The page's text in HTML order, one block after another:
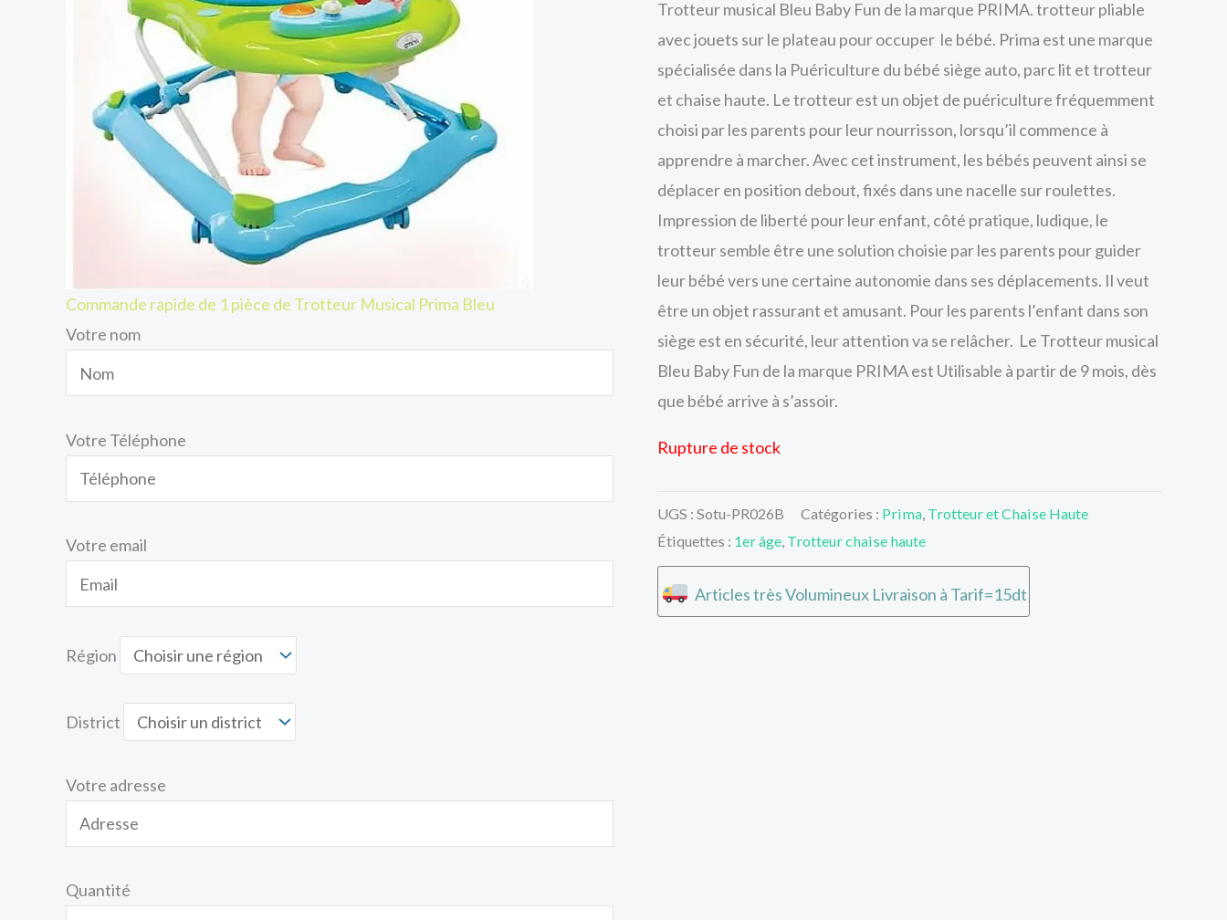
Commande rapide de 1 pièce de Trotteur Musical Prima Bleu
Votre nom
Votre Téléphone
Votre email
Région
District
Votre adresse
Quantité
Trotteur musical Bleu Baby Fun de la marque PRIMA. trotteur pliable
avec jouets sur le plateau pour occuper le bébé. Prima est une marque
spécialisée dans la Puériculture du bébé siège auto, parc lit et trotteur
et chaise haute. Le trotteur est un objet de puériculture fréquemment
choisi par les parents pour leur nourrisson, lorsqu’il commence à
apprendre à marcher. Avec cet instrument, les bébés peuvent ainsi se
déplacer en position debout, fixés dans une nacelle sur roulettes.
Impression de liberté pour leur enfant, côté pratique, ludique, le
trotteur semble être une solution choisie par les parents pour guider
leur bébé vers une certaine autonomie dans ses déplacements. Il veut
être un objet rassurant et amusant. Pour les parents l’enfant dans son
siège est en sécurité, leur attention va se relâcher. Le Trotteur musical
Bleu Baby Fun de la marque PRIMA est Utilisable à partir de 9 mois, dès
que bébé arrive à s’assoir.
Rupture de stock
UGS : Sotu-PR026B Catégories : Prima Trotteur et Chaise Haute
Étiquettes : 1er âge Trotteur chaise haute
Articles très Volumineux Livraison à Tarif=15dt